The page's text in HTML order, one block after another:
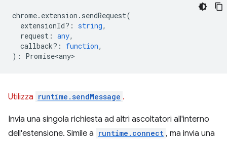
chrome. extension . sendRequest(
extensionId? : string,
request : any,
callback? : function,
) : Promise<any>
Utilizza runtime.sendMessage .
Invia una singola richiesta ad altri ascoltatori all'interno
dell'estensione. Simile a runtime.connect , ma invia una